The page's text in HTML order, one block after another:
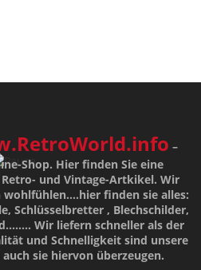
–
Shop. Hier finden Sie eine
und Vintage-Artkikel. Wir
finden sie alles:
Schlüsselbretter , Blechschilder,
Wir liefern schneller als der
und Schnelligkeitsind unsere
sie hiervon überzeugen.